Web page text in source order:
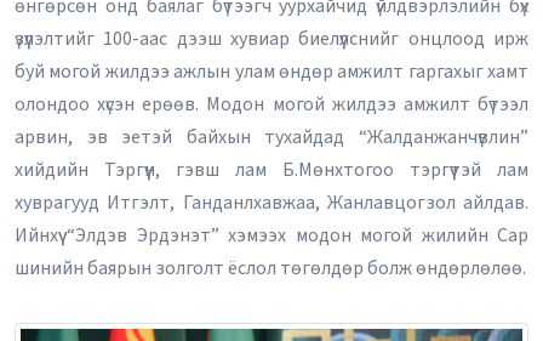
өнгөрсөн онд баялаг бүтээгч уурхайчид үйлдвэрлэлийн бүх
үзүүлэлтийг 100-аас дээш хувиар биелүүлснийг онцлоод ирж
буй могой жилдээ ажлын улам өндөр амжилт гаргахыг хамт
олондоо хүсэн ерөөв. Модон могой жилдээ амжилт бүтээл
арвин, эв эетэй байхын тухайдад “Жалданжанчүвлин”
хийдийн Тэргүүн, гэвш лам Б.Мөнхтогоо тэргүүтэй лам
хуврагууд Итгэлт, Ганданлхавжаа, Жанлавцогзол айлдав.
Ийнхүү “Элдэв Эрдэнэт” хэмээх модон могой жилийн Сар
шинийн баярын золголт ёслол төгөлдөр болж өндөрлөлөө.